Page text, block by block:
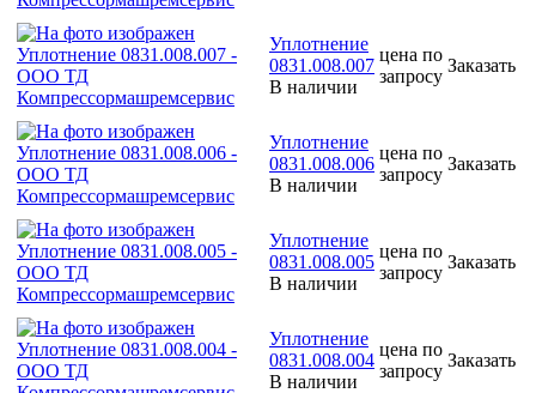
Уплотнение
0831.008.007
В наличии
цена по
запросу
Заказать
Уплотнение
0831.008.006
В наличии
цена по
запросу
Заказать
Уплотнение
0831.008.005
В наличии
цена по
запросу
Заказать
Уплотнение
0831.008.004
В наличии
цена по
запросу
Заказать